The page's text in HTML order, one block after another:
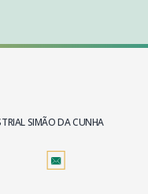
SIMÃO DA CUNHA